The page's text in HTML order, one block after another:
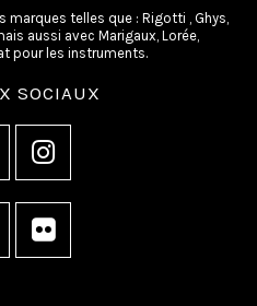
telles que : Rigotti , Ghys,
aussi avec Marigaux, Lorée,
pour les instruments.
SOCIAUX